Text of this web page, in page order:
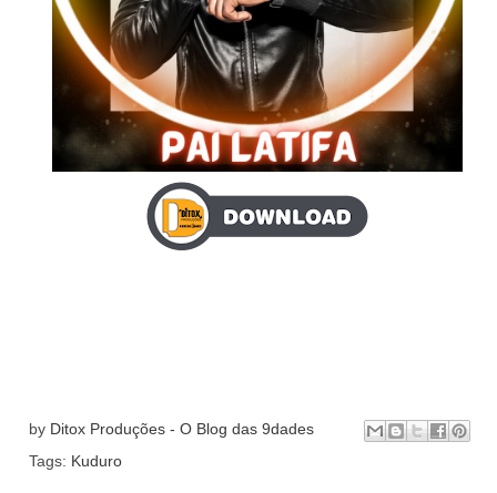
by Ditox Produções - O Blog das 9dades
Tags: Kuduro